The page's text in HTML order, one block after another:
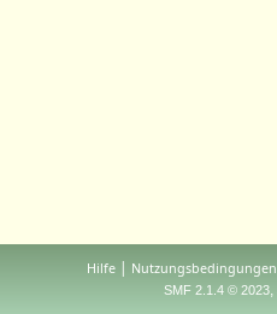
Hilfe |
SMF 2.1.4 © 2023,